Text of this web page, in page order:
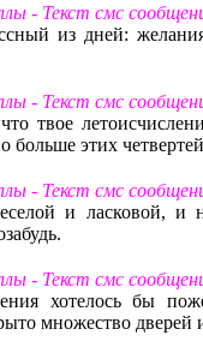
- Текст смс
из дней:
- Текст смс
твое
этих
- Текст смс
и ласковой, и
- Текст смс
хотелось бы
множество дверей